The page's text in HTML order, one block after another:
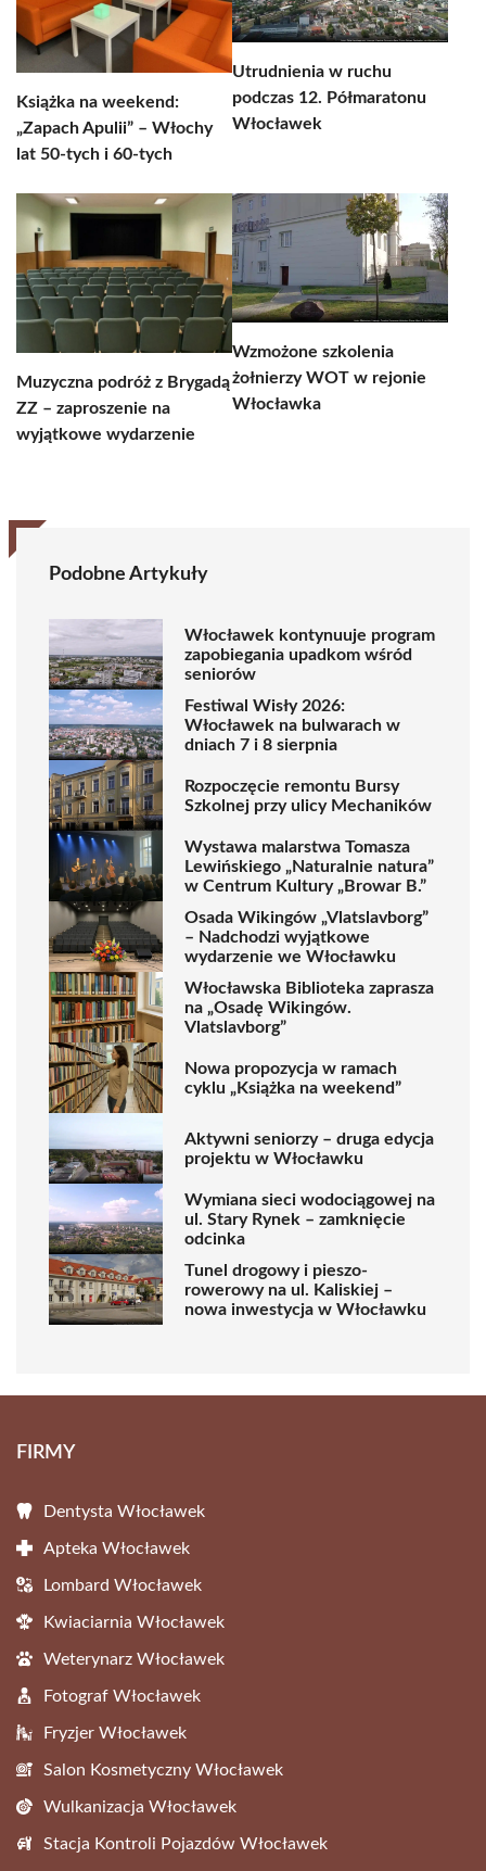
Książka na weekend:
„Zapach Apulii” – Włochy
lat 50-tych i 60-tych
Utrudnienia w ruchu
podczas 12. Półmaratonu
Włocławek
Muzyczna podróż z Brygadą
ZZ – zaproszenie na
wyjątkowe wydarzenie
Wzmożone szkolenia
żołnierzy WOT w rejonie
Włocławka
Podobne Artykuły
Włocławek kontynuuje program
zapobiegania upadkom wśród
seniorów
Festiwal Wisły 2026:
Włocławek na bulwarach w
dniach 7 i 8 sierpnia
Rozpoczęcie remontu Bursy
Szkolnej przy ulicy Mechaników
Wystawa malarstwa Tomasza
Lewińskiego „Naturalnie natura”
w Centrum Kultury „Browar B.”
Osada Wikingów „Vlatslavborg”
– Nadchodzi wyjątkowe
wydarzenie we Włocławku
Włocławska Biblioteka zaprasza
na „Osadę Wikingów.
Vlatslavborg”
Nowa propozycja w ramach
cyklu „Książka na weekend”
Aktywni seniorzy – druga edycja
projektu w Włocławku
Wymiana sieci wodociągowej na
ul. Stary Rynek – zamknięcie
odcinka
Tunel drogowy i pieszo-
rowerowy na ul. Kaliskiej –
nowa inwestycja w Włocławku
FIRMY
Dentysta Włocławek
Apteka Włocławek
Lombard Włocławek
Kwiaciarnia Włocławek
Weterynarz Włocławek
Fotograf Włocławek
Fryzjer Włocławek
Salon Kosmetyczny Włocławek
Wulkanizacja Włocławek
Stacja Kontroli Pojazdów Włocławek